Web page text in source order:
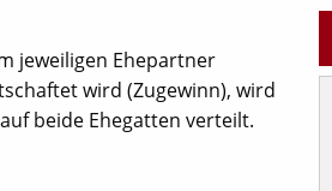
jeweiligen Ehepartner
wird (Zugewinn), wird
beide Ehegatten verteilt.